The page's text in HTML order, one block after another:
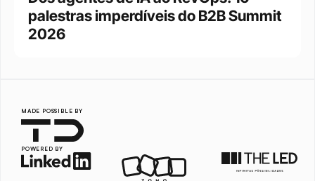
palestras imperdíveis do B2B Summit
2026
MADE POSSIBLE BY
POWERED BY